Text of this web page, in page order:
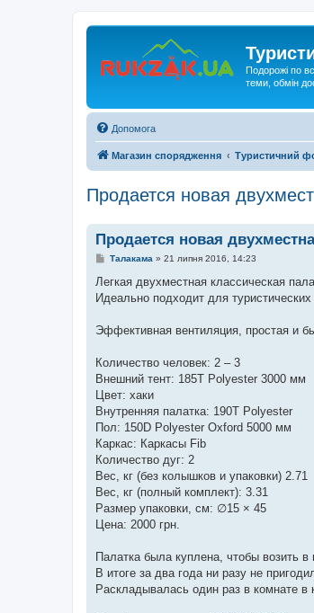
Подорожі по
теми, обмін
Допомога
Магазин спорядження Туристичний
Продается новая
Продается новая
П
в
д
л
н
я
Талакама » 21 липня 2016, 14:23
Легкая двухместная классическая
Идеально подходит для туристических
Эффективная вентиляция, простая и
Количество человек: 2 – 3
Внешний тент: 185T Polyester 3000 мм
Цвет: хаки
Внутренняя палатка: 190T Polyester
Пол: 150D Polyester Oxford 5000 мм
Каркас: Каркасы Fib
Количество дуг: 2
Вес, кг (без колышков и упаковки) 2.71
Вес, кг (полный комплект): 3.31
Размер упаковки, см: ∅15 × 45
Цена: 2000 грн.
Палатка была куплена, чтобы возить
В итоге за два года ни разу не
Раскладывалась один раз в комнате в